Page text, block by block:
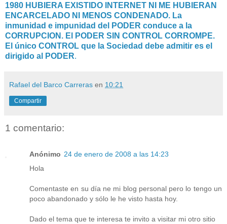
1980 HUBIERA EXISTIDO INTERNET NI ME HUBIERAN
ENCARCELADO NI MENOS CONDENADO. La
inmunidad e impunidad del PODER conduce a la
CORRUPCION. El PODER SIN CONTROL CORROMPE.
El único CONTROL que la Sociedad debe admitir es el
dirigido al PODER.
Rafael del Barco Carreras en 10:21
Compartir
1 comentario:
Anónimo 24 de enero de 2008 a las 14:23
Hola
Comentaste en su día ne mi blog personal pero lo tengo un
poco abandonado y sólo le he visto hasta hoy.
Dado el tema que te interesa te invito a visitar mi otro sitio